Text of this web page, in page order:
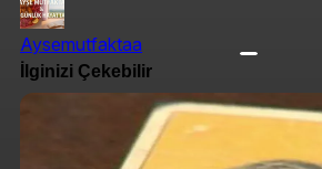
Aysemutfaktaa